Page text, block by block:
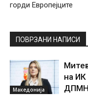
горди Европејците
ПОВРЗАНИ НАПИСИ
Македонија
на